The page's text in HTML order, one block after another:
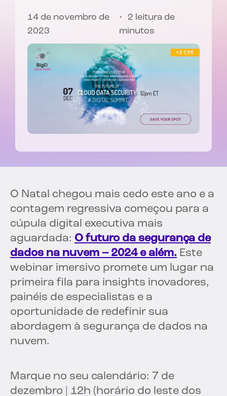
14 de novembro de
2023
2 leitura de
minutos
O Natal chegou mais cedo este ano e a
contagem regressiva começou para a
cúpula digital executiva mais
aguardada: O futuro da segurança de
dados na nuvem – 2024 e além. Este
webinar imersivo promete um lugar na
primeira fila para insights inovadores,
painéis de especialistas e a
oportunidade de redefinir sua
abordagem à segurança de dados na
nuvem.
Marque no seu calendário: 7 de
dezembro | 12h (horário do leste dos